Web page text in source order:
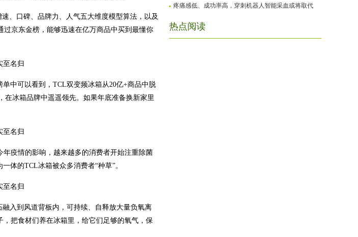
、口碑、品牌力、人气五大维度模型算法，以及
京东金榜，能够迅速在亿万商品中买到最懂你
中可以看到，TCL双变频冰箱从20亿+商品中脱
在冰箱品牌中遥遥领先。如果年底准备换新家里
疫情的影响，越来越多的消费者开始注重除菌
体的TCL冰箱被众多消费者“种草”。
入到风道背板内，可持续、自释放大量负氧离
把食材们养在冰箱里，给它们足够的氧气，保
疼痛感低、成功率高，穿刺机器人智能采血或将取代
热点阅读